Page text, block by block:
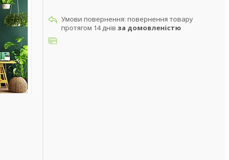
повернення товару
протягом 14 днів за домовленістю